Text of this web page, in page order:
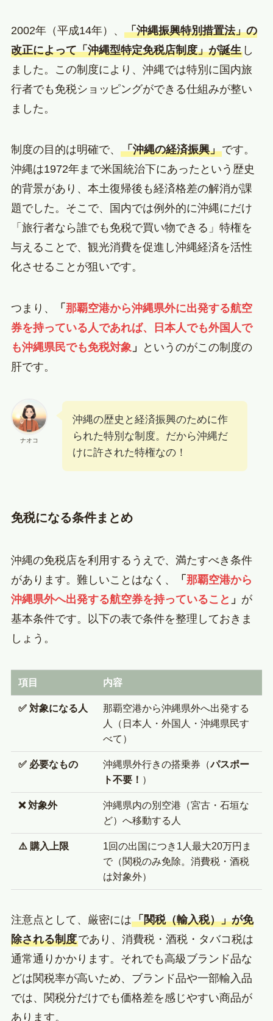
2002年（平成14年）、 「沖縄振興特別措置法」の
改正によって「沖縄型特定免税店制度」が誕生し
ました。この制度により、沖縄では特別に国内旅
行者でも免税ショッピングができる仕組みが整い
ました。
制度の目的は明確で、 「沖縄の経済振興」です。
沖縄は1972年まで米国統治下にあったという歴史
的背景があり、本土復帰後も経済格差の解消が課
題でした。そこで、国内では例外的に沖縄にだけ
「旅行者なら誰でも免税で買い物できる」特権を
与えることで、観光消費を促進し沖縄経済を活性
化させることが狙いです。
つまり、 「 那覇空港から沖縄県外に出発する航空
券を持っている人であれば、日本人でも外国人で
も沖縄県民でも免税対象」
というのがこの制度の
肝です。
ナオコ
沖縄の歴史と経済振興のために作
られた特別な制度。だから沖縄だ
けに許された特権なの！
免税になる条件まとめ
沖縄の免税店を利用するうえで、満たすべき条件
があります。難しいことはなく、
「 那覇空港から
沖縄県外へ出発する航空券を持っていること 」 が
基本条件です。以下の表で条件を整理しておきま
しょう。
項目 内容
✅ 対象になる人
那覇空港から沖縄県外へ出発する
人（日本人・外国人・沖縄県民す
べて）
✅ 必要なもの 沖縄県外行きの搭乗券（パスポー
ト不要！ ）
❌ 対象外
沖縄県内の別空港（宮古・石垣な
ど）へ移動する人
⚠️ 購入上限
1回の出国につき1人最大20万円ま
で（関税のみ免除。消費税・酒税
は対象外）
注意点として、厳密には「関税（輸入税）」が免
除される制度であり、消費税・酒税・タバコ税は
通常通りかかります。それでも高級ブランド品な
どは関税率が高いため、ブランド品や一部輸入品
では、関税分だけでも価格差を感じやすい商品が
あります。